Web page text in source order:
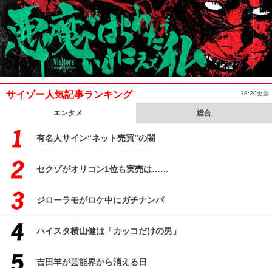
サイゾー人気記事ランキング 18:20更新
エンタメ 総合
有名人サイン“ネット売買”の闇
セクゾがオリコン1位も実売は……
ジローラモがロケ中にガチナンパ
ハイスタ横山健は「カッコだけの男」
吉田羊が芸能界から消える日